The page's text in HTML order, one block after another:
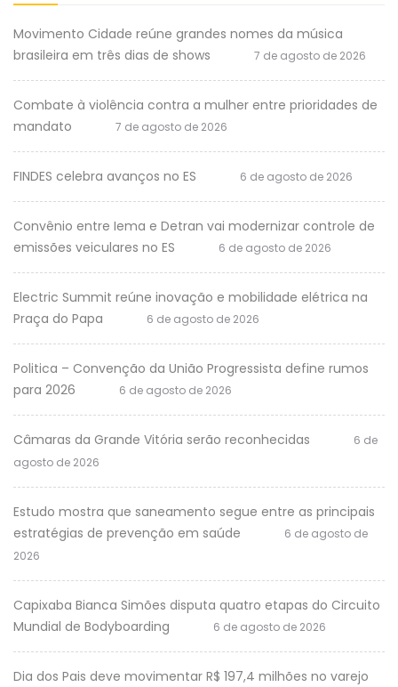
Movimento Cidade reúne grandes nomes da música
brasileira em três dias de shows
7 de agosto de 2026
Combate à violência contra a mulher entre prioridades de
mandato
7 de agosto de 2026
FINDES celebra avanços no ES 6 de agosto de 2026
Convênio entre Iema e Detran vai modernizar controle de
emissões veiculares no ES
6 de agosto de 2026
Electric Summit reúne inovação e mobilidade elétrica na
Praça do Papa
6 de agosto de 2026
Politica – Convenção da União Progressista define rumos
para 2026
6 de agosto de 2026
Câmaras da Grande Vitória serão reconhecidas
6 de
agosto de 2026
Estudo mostra que saneamento segue entre as principais
estratégias de prevenção em saúde
6 de agosto de
2026
Capixaba Bianca Simões disputa quatro etapas do Circuito
Mundial de Bodyboarding
6 de agosto de 2026
Dia dos Pais deve movimentar R$ 197,4 milhões no varejo